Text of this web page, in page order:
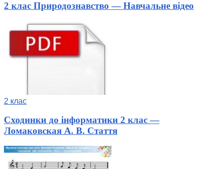
2 клас Природознавство — Навчальне відео
2 клас
Сходинки до інформатики 2 клас —
Ломаковская А. В. Стаття